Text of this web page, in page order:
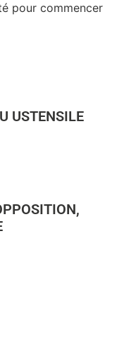
pour commencer
USTENSILE